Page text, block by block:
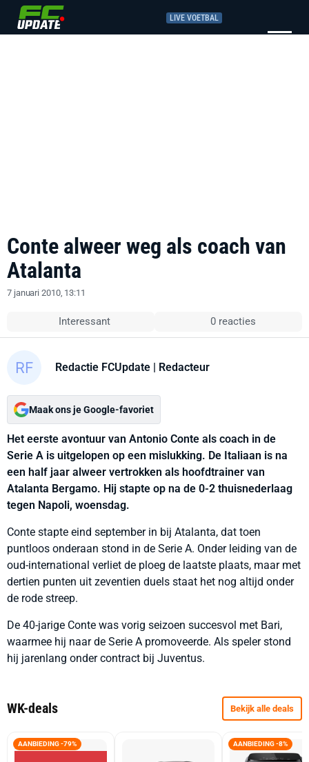
LIVE VOETBAL
Conte alweer weg als coach van
Atalanta
7 januari 2010, 13:11
Interessant 0 reacties
Redactie FCUpdate | Redacteur
Maak ons je Google-favoriet
Het eerste avontuur van Antonio Conte als coach in de
Serie A is uitgelopen op een mislukking. De Italiaan is na
een half jaar alweer vertrokken als hoofdtrainer van
Atalanta Bergamo. Hij stapte op na de 0-2 thuisnederlaag
tegen Napoli, woensdag.
Conte stapte eind september in bij Atalanta, dat toen
puntloos onderaan stond in de Serie A. Onder leiding van de
oud-international verliet de ploeg de laatste plaats, maar met
dertien punten uit zeventien duels staat het nog altijd onder
de rode streep.
De 40-jarige Conte was vorig seizoen succesvol met Bari,
waarmee hij naar de Serie A promoveerde. Als speler stond
hij jarenlang onder contract bij Juventus.
WK-deals Bekijk alle deals
AANBIEDING -79% AANBIEDING -8%